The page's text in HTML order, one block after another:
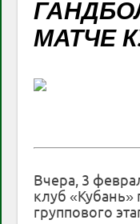
МАТЧЕ
Вчера, 3
клуб
группового